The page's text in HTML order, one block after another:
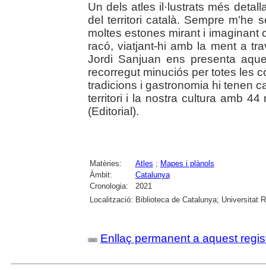
Un dels atles il·lustrats més
del territori català. Sempre m'he
moltes estones mirant i imaginant
racó, viatjant-hi amb la ment a
Jordi Sanjuan ens presenta
recorregut minuciós per totes les
tradicions i gastronomia hi tenen
territori i la nostra cultura amb 44
(Editorial).
Matèries: Atles ; Mapes i plànols
Àmbit:
Catalunya
Cronologia:
2021
Localització: Biblioteca de Catalunya; Universitat
Enllaç permanent a aquest